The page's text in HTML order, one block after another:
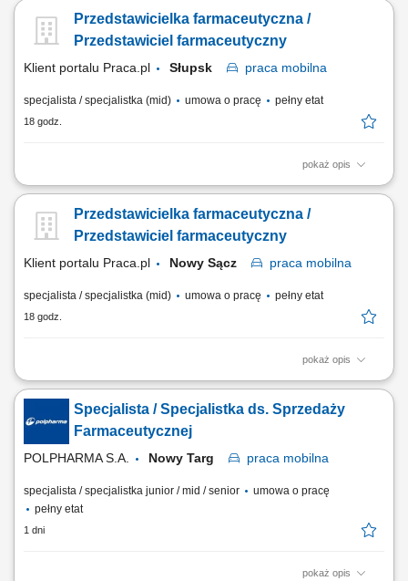
punktów handlowych. Dbanie o stałą realizację planów sprzedażowych
w oparciu o zatwierdzony budżet roczny. Wdrażanie lokalnych strategii
Przedstawicielka farmaceutyczna /
Przedstawiciel farmaceutyczny
Klient portalu Praca.pl Słupsk praca mobilna
specjalista / specjalistka (mid) umowa o pracę pełny etat
18 godz.
pokaż opis
Aktywne realizowanie wyznaczonych celów handlowych w aptekach
profesjonalnego i pozytywnego wizerunku marki oraz portfolio
produktowego na podległym terenie. Nawiązywanie oraz długofalowe
Przedstawicielka farmaceutyczna /
Przedstawiciel farmaceutyczny
Klient portalu Praca.pl Nowy Sącz praca mobilna
specjalista / specjalistka (mid) umowa o pracę pełny etat
18 godz.
pokaż opis
Aktywne realizowanie wyznaczonych celów handlowych w aptekach
niezależnych oraz lokalnych sieciach farmaceutycznych. Kształtowanie
profesjonalnego i pozytywnego wizerunku marki oraz portfolio
produktowego na podległym terenie. Nawiązywanie oraz długofalowe
rozwijanie partnerskich i biznesowych...
Specjalista / Specjalistka ds. Sprzedaży
Farmaceutycznej
POLPHARMA S.A. Nowy Targ praca mobilna
specjalista / specjalistka junior / mid / senior
umowa o pracę
pełny etat
1 dni
pokaż opis